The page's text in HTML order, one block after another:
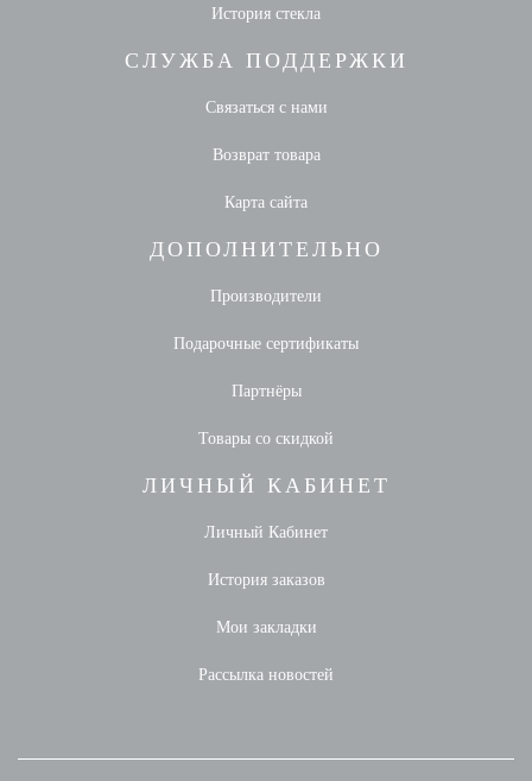
История стекла
СЛУЖБА ПОДДЕРЖКИ
Связаться с нами
Возврат товара
Карта сайта
ДОПОЛНИТЕЛЬНО
Производители
Подарочные сертификаты
Партнёры
Товары со скидкой
ЛИЧНЫЙ КАБИНЕТ
Личный Кабинет
История заказов
Мои закладки
Рассылка новостей